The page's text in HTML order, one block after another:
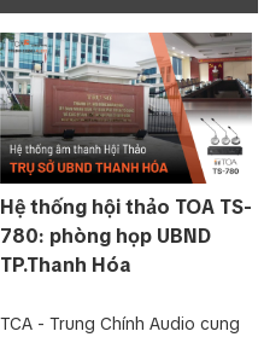
TOA TS-V90 -
Trung Chính Audio.
nối đơn giản, phù
vừa và nhỏ. Thiết
chưng bánh giày
THẢO CÓ DÂY:
Hệ thống hội thảo TOA TS-
780: phòng họp UBND
TP.Thanh Hóa
TCA - Trung Chính Audio cung